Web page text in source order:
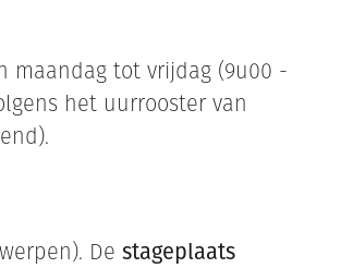
maandag tot vrijdag (9u00 -
het uurrooster van
De stageplaats